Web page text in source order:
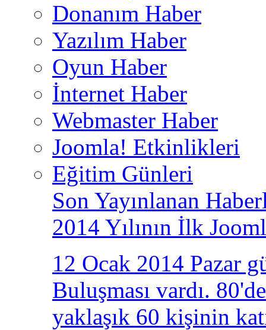
Donanım Haber
Yazılım Haber
Oyun Haber
İnternet Haber
Webmaster Haber
Joomla! Etkinlikleri
Eğitim Günleri
Son Yayınlanan
2014 Yılının İlk
12 Ocak 2014 Pazar
Buluşması vardı.
yaklaşık 60 kişinin